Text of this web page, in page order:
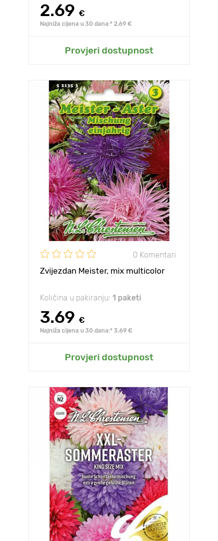
2.69 €
Najniža cijena u 30 dana:* 2.69 €
Provjeri dostupnost
0 Komentari
Zvijezdan Meister, mix multicolor
Količina u pakiranju: 1 paketi
3.69 €
Najniža cijena u 30 dana:* 3.69 €
Provjeri dostupnost